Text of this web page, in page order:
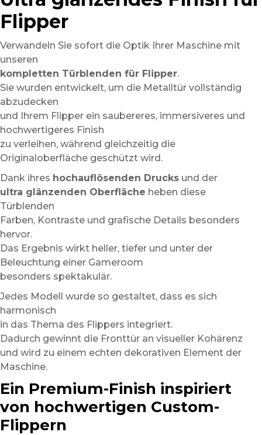
Flipper
Verwandeln Sie sofort die Optik Ihrer Maschine mit
unseren
kompletten Türblenden für Flipper.
Sie wurden entwickelt, um die Metalltür vollständig
abzudecken
und Ihrem Flipper ein saubereres, immersiveres und
hochwertigeres Finish
zu verleihen, während gleichzeitig die
Originaloberfläche geschützt wird.
Dank ihres hochauflösenden Drucks und der
ultra glänzenden Oberfläche heben diese
Türblenden
Farben, Kontraste und grafische Details besonders
hervor.
Das Ergebnis wirkt heller, tiefer und unter der
Beleuchtung einer Gameroom
besonders spektakulär.
Jedes Modell wurde so gestaltet, dass es sich
harmonisch
in das Thema des Flippers integriert.
Dadurch gewinnt die Fronttür an visueller Kohärenz
und wird zu einem echten dekorativen Element der
Maschine.
Ein Premium-Finish inspiriert
von hochwertigen Custom-
Flippern